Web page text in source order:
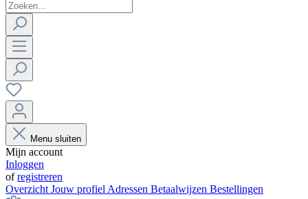
Menu sluiten
Mijn account
Inloggen
ofregistreren
Overzicht Jouw profiel Adressen Betaalwijzen Bestellingen